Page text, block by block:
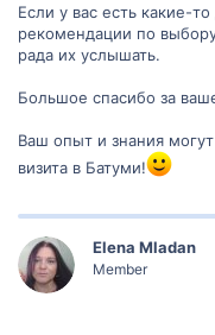
Если у вас есть какие-
рекомендации по
рада их услышать.
Большое спасибо за
Ваш опыт и знания
визита в Батуми!
Elena Mladan
Member